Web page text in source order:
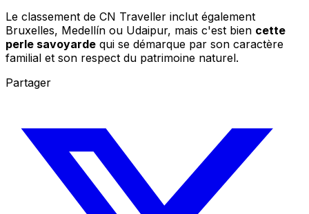
Le classement de CN Traveller inclut également
Bruxelles, Medellín ou Udaipur, mais c'est bien cette
perle savoyarde qui se démarque par son caractère
familial et son respect du patrimoine naturel.
Partager